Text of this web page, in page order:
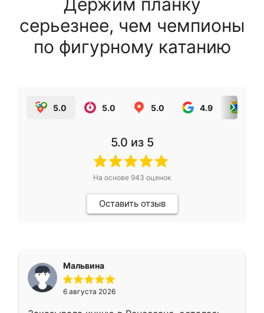
серьезнее, чем чемпионы
по фигурному катанию
5.0 5.0 5.0 4.9
5.0 из 5
На основе 943 оценок
Оставить отзыв
Мальвина
6 августа 2026